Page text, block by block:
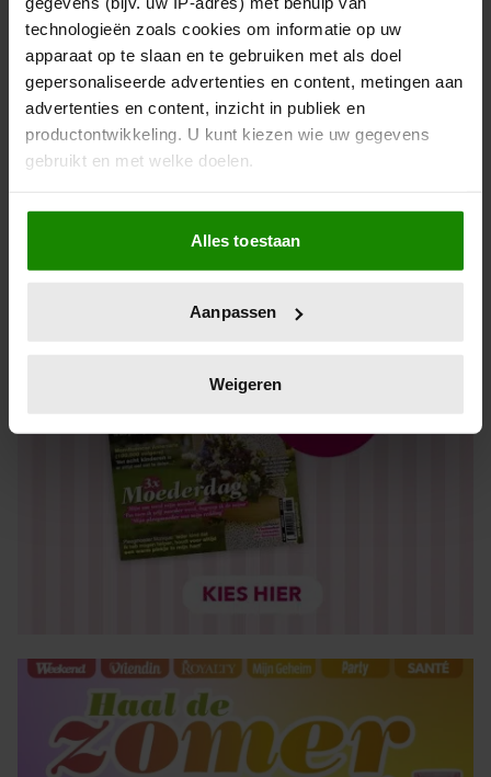
technologieën zoals cookies om informatie op uw
apparaat op te slaan en te gebruiken met als doel
gepersonaliseerde advertenties en content, metingen aan
advertenties en content, inzicht in publiek en
productontwikkeling. U kunt kiezen wie uw gegevens
gebruikt en met welke doelen.
Als u het toestaat, willen we ook graag:
Informatie verzamelen over uw geografische locatie,
die tot een paar meter nauwkeurig kan zijn
op specifieke eigenschappen (fingerprinting)
verwerkt en stel uw voorkeuren in het
intrekken in de Cookieverklaring.
We gebruiken cookies om content en advertenties te
personaliseren, om functies voor social media te bieden
en om ons websiteverkeer te analyseren. Ook delen we
informatie over uw gebruik van onze site met onze
partners voor social media, adverteren en analyse. Deze
verzameld op basis van uw gebruik van hun services. U
gaat akkoord met onze cookies als u onze website blijft
gebruiken.
Alles toestaan
Aanpassen
Weigeren
De nieuwe Mijn Geheim ligt nu in de winkel
Abonneren
Digitaal lezen
Los kopen